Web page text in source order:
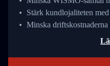
Stärk kundlojaliteten
Minska